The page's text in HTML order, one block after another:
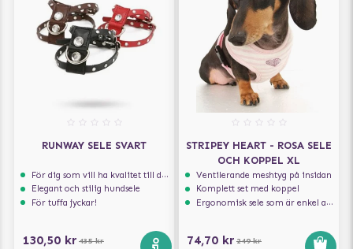
RUNWAY SELE SVART
För dig som vill ha kvalitet till din hund!
Elegant och stilig hundsele
För tuffa jyckar!
130,50 kr 435 kr
STRIPEY HEART - ROSA SELE
OCH KOPPEL XL
Ventilerande meshtyg på insidan
Komplett set med koppel
Ergonomisk sele som är enkel att ta på och av
74,70 kr 249 kr